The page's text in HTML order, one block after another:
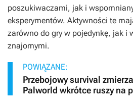
poszukiwaczami, jak i
eksperymentów. Aktywności te
zarówno do gry w pojedynkę, jak i
znajomymi.
POWIĄZANE:
Przebojowy survival
Palworld wkrótce ruszy na